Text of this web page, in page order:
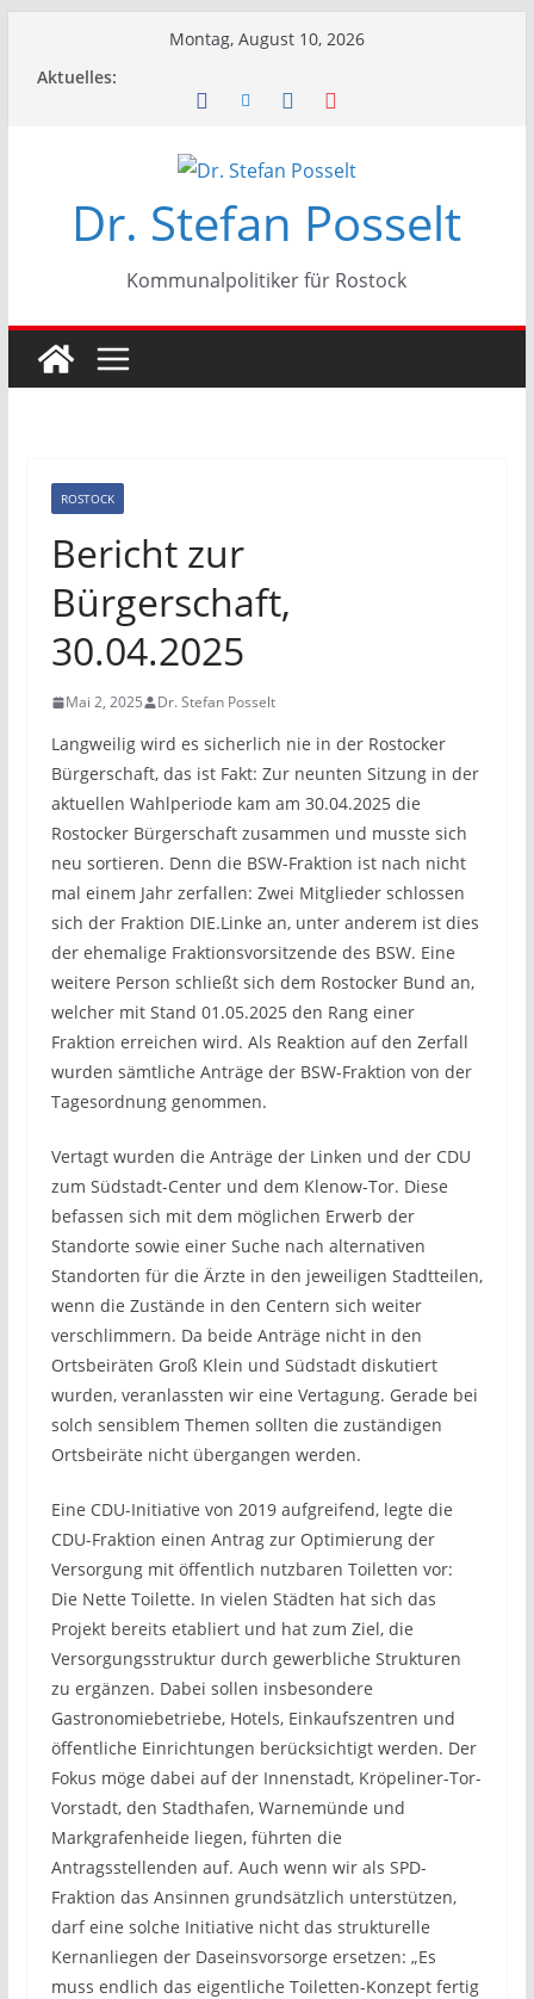
Montag, August 10, 2026
Aktuelles:
Dr. Stefan Posselt
Kommunalpolitiker für Rostock
ROSTOCK
Bericht zur
Bürgerschaft,
30.04.2025
Mai 2, 2025 Dr. Stefan Posselt
Langweilig wird es sicherlich nie in der Rostocker
Bürgerschaft, das ist Fakt: Zur neunten Sitzung in der
aktuellen Wahlperiode kam am 30.04.2025 die
Rostocker Bürgerschaft zusammen und musste sich
neu sortieren. Denn die BSW-Fraktion ist nach nicht
mal einem Jahr zerfallen: Zwei Mitglieder schlossen
sich der Fraktion DIE.Linke an, unter anderem ist dies
der ehemalige Fraktionsvorsitzende des BSW. Eine
weitere Person schließt sich dem Rostocker Bund an,
welcher mit Stand 01.05.2025 den Rang einer
Fraktion erreichen wird. Als Reaktion auf den Zerfall
wurden sämtliche Anträge der BSW-Fraktion von der
Tagesordnung genommen.
Vertagt wurden die Anträge der Linken und der CDU
zum Südstadt-Center und dem Klenow-Tor. Diese
befassen sich mit dem möglichen Erwerb der
Standorte sowie einer Suche nach alternativen
Standorten für die Ärzte in den jeweiligen Stadtteilen,
wenn die Zustände in den Centern sich weiter
verschlimmern. Da beide Anträge nicht in den
Ortsbeiräten Groß Klein und Südstadt diskutiert
wurden, veranlassten wir eine Vertagung. Gerade bei
solch sensiblem Themen sollten die zuständigen
Ortsbeiräte nicht übergangen werden.
Eine CDU-Initiative von 2019 aufgreifend, legte die
CDU-Fraktion einen Antrag zur Optimierung der
Versorgung mit öffentlich nutzbaren Toiletten vor:
Die Nette Toilette. In vielen Städten hat sich das
Projekt bereits etabliert und hat zum Ziel, die
Versorgungsstruktur durch gewerbliche Strukturen
zu ergänzen. Dabei sollen insbesondere
Gastronomiebetriebe, Hotels, Einkaufszentren und
öffentliche Einrichtungen berücksichtigt werden. Der
Fokus möge dabei auf der Innenstadt, Kröpeliner-Tor-
Vorstadt, den Stadthafen, Warnemünde und
Markgrafenheide liegen, führten die
Antragsstellenden auf. Auch wenn wir als SPD-
Fraktion das Ansinnen grundsätzlich unterstützen,
darf eine solche Initiative nicht das strukturelle
Kernanliegen der Daseinsvorsorge ersetzen: „Es
muss endlich das eigentliche Toiletten-Konzept fertig